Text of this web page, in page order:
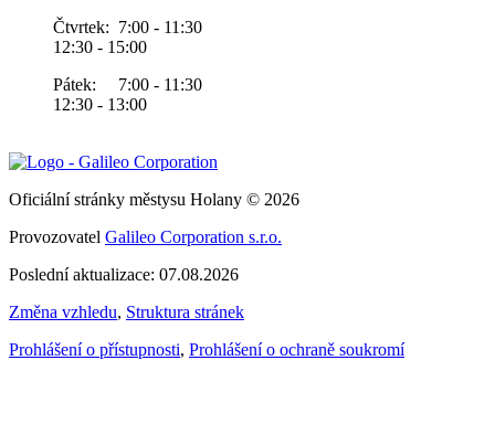
Čtvrtek: 7:00 - 11:30
12:30 - 15:00
Pátek: 7:00 - 11:30
12:30 - 13:00
Oficiální stránky městysu Holany © 2026
Provozovatel Galileo Corporation s.r.o.
Poslední aktualizace: 07.08.2026
Změna vzhledu, Struktura stránek
Prohlášení o přístupnosti, Prohlášení o ochraně soukromí